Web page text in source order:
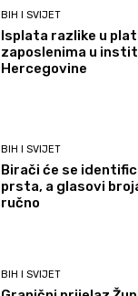
BIH I SVIJET
Isplata razlike u
zaposlenima u
Hercegovine
BIH I SVIJET
Birači će se
prsta, a glasovi
ručno
BIH I SVIJET